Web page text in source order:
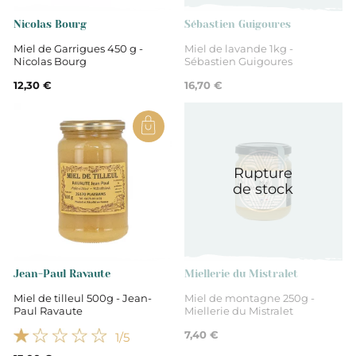
Nicolas Bourg
Miel de Garrigues 450 g -
Nicolas Bourg
12,30 €
Sébastien Guigoures
Miel de lavande 1kg -
Sébastien Guigoures
16,70 €
Jean-Paul Ravaute
Miel de tilleul 500g - Jean-
Paul Ravaute
1/5
Rupture
de stock
Miellerie du Mistralet
Miel de montagne 250g -
Miellerie du Mistralet
7,40 €